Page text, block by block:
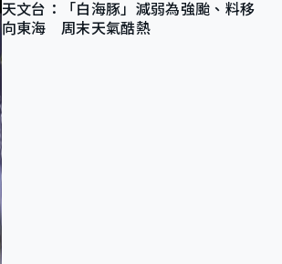
天文台：「白海豚」減弱為強颱、料移
向東海 周末天氣酷熱